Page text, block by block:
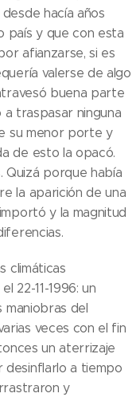
hacía años
país y que con esta
afianzarse, si es
valerse de algo
buena parte
traspasar ninguna
su menor porte y
de esto la opacó.
Quizá porque había
la aparición de una
y la magnitud
climáticas
22-11-1996: un
del
veces con el fin
un aterrizaje
a tiempo
y